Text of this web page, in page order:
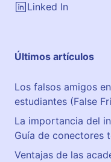
Linked In
Últimos artículos
Los falsos amigos
estudiantes (False
La importancia del
Guía de conectores
Ventajas de las